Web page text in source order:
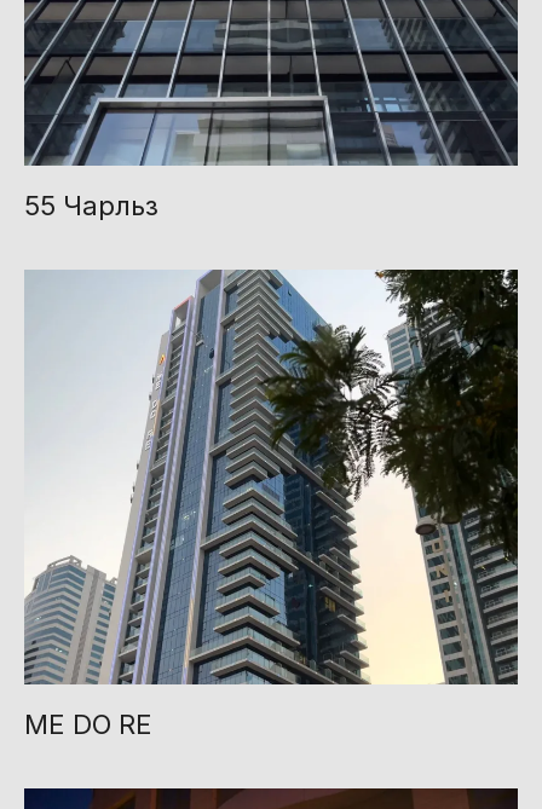
55 Чарльз
ME DO RE